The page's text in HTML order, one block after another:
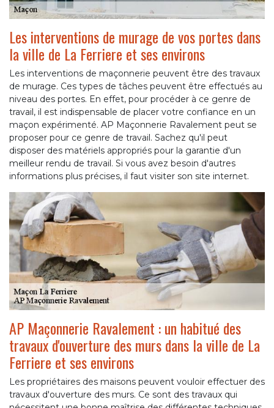
Les interventions de murage de vos portes dans
la ville de La Ferriere et ses environs
Les interventions de maçonnerie peuvent être des travaux
de murage. Ces types de tâches peuvent être effectués au
niveau des portes. En effet, pour procéder à ce genre de
travail, il est indispensable de placer votre confiance en un
maçon expérimenté. AP Maçonnerie Ravalement peut se
proposer pour ce genre de travail. Sachez qu'il peut
disposer des matériels appropriés pour la garantie d'un
meilleur rendu de travail. Si vous avez besoin d'autres
informations plus précises, il faut visiter son site internet.
AP Maçonnerie Ravalement : un habitué des
travaux d'ouverture des murs dans la ville de La
Ferriere et ses environs
Les propriétaires des maisons peuvent vouloir effectuer des
travaux d'ouverture des murs. Ce sont des travaux qui